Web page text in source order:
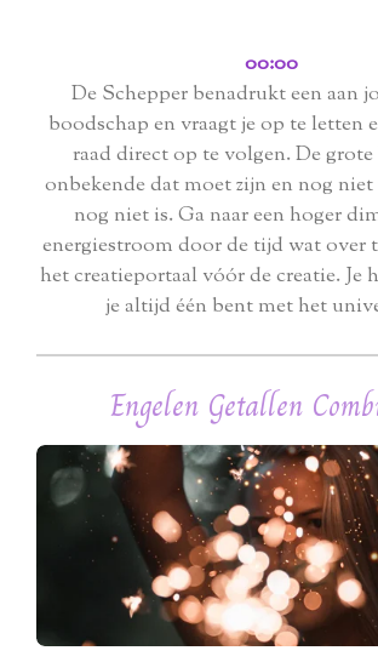
00:00
De Schepper benadrukt een aan
boodschap en vraagt je op te letten
raad direct op te volgen. De
onbekende dat moet zijn en nog niet
nog niet is. Ga naar een hoger
energiestroom door de tijd wat over
het creatieportaal vóór de creatie. Je
je altijd één bent met het
Engelen Getallen